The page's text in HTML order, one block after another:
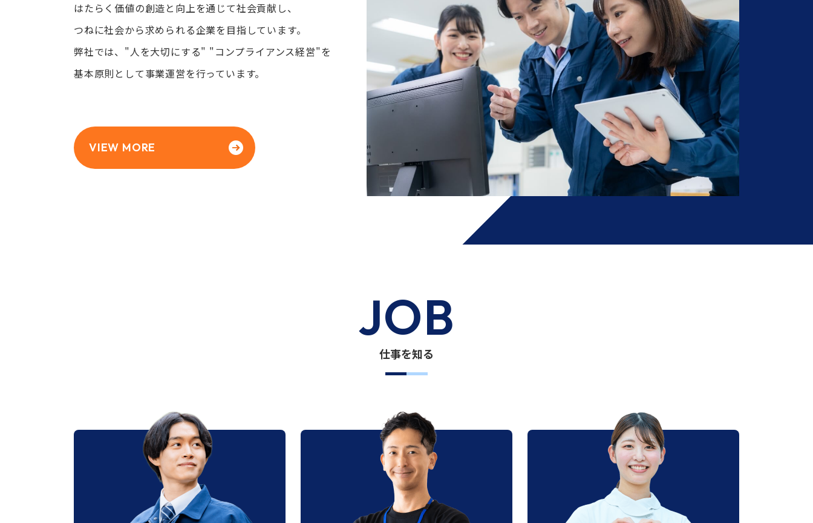
はたらく価値の創造と向上を通じて社会貢献し、
つねに社会から求められる企業を目指しています。
弊社では、"人を大切にする" "コンプライアンス経営"を
基本原則として事業運営を行っています。
VIEW MORE
JOB
仕事を知る